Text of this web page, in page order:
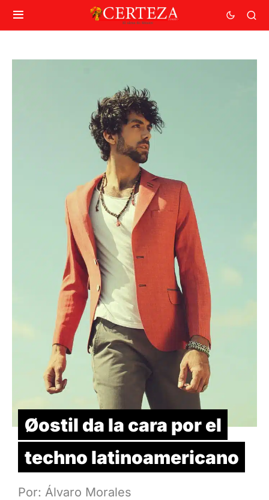
Øostil da la cara por el
techno latinoamericano
Por: Álvaro Morales